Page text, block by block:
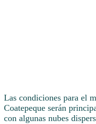
Las condiciones para el
Coatepeque serán
con algunas nubes